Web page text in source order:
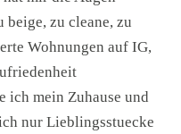
beige, zu cleane, zu
Wohnungen auf IG,
ich mein Zuhause und
nur Lieblingsstuecke